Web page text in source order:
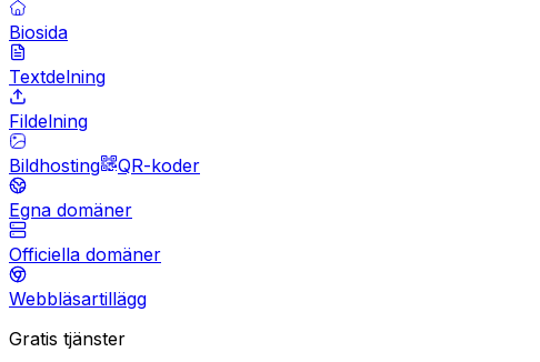
Biosida
Textdelning
Fildelning
Bildhosting
QR-koder
Egna domäner
Officiella domäner
Webbläsartillägg
Gratis tjänster